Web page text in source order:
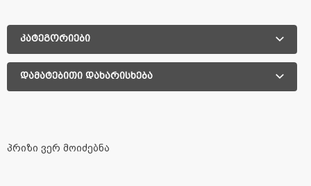
კატეგორიები
დამატებითი დახარისხება
პრიზი ვერ მოიძებნა